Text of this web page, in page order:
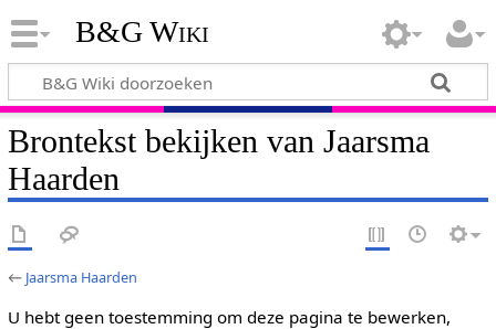
B&G Wiki
Brontekst bekijken van Jaarsma
Haarden
← Jaarsma Haarden
U hebt geen toestemming om deze pagina te bewerken,